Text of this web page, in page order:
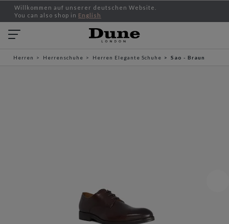
Willkommen auf unserer deutschen Website.
You can also shop in English
Herren Herrenschuhe Herren Elegante Schuhe Sao - Braun